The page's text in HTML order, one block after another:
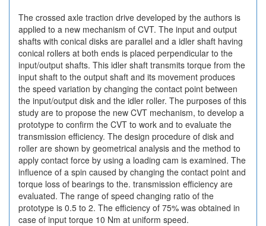
The crossed axle traction drive developed by the authors is
applied to a new mechanism of CVT. The input and output
shafts with conical disks are parallel and a idler shaft having
conical rollers at both ends is placed perpendicular to the
input/output shafts. This idler shaft transmits torque from the
input shaft to the output shaft and its movement produces
the speed variation by changing the contact point between
the input/output disk and the idler roller. The purposes of this
study are to propose the new CVT mechanism, to develop a
prototype to confirm the CVT to work and to evaluate the
transmission efficiency. The design procedure of disk and
roller are shown by geometrical analysis and the method to
apply contact force by using a loading cam is examined. The
influence of a spin caused by changing the contact point and
torque loss of bearings to the. transmission efficiency are
evaluated. The range of speed changing ratio of the
prototype is 0.5 to 2. The efficiency of 75% was obtained in
case of input torque 10 Nm at uniform speed.